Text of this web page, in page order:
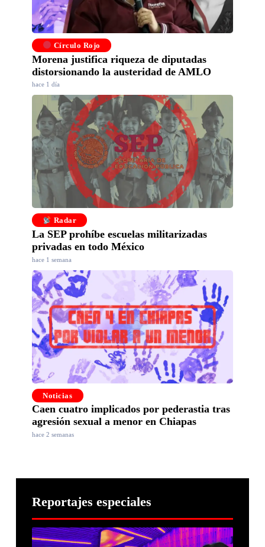
Círculo Rojo
Morena justifica riqueza de diputadas
distorsionando la austeridad de AMLO
hace 1 día
Radar
La SEP prohíbe escuelas militarizadas
privadas en todo México
hace 1 semana
Noticias
Caen cuatro implicados por pederastia tras
agresión sexual a menor en Chiapas
hace 2 semanas
Reportajes especiales